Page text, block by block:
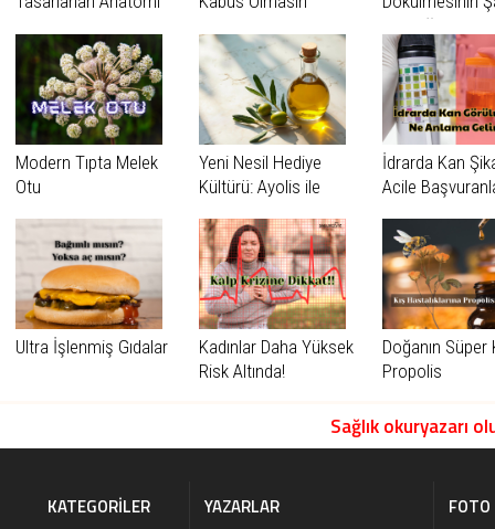
Gerçeği
Modern Tıpta Melek
Otu
Yeni Nesil Hediye
Kültürü: Ayolis ile
Buluşması
İdrarda Kan
Acile
Ultra İşlenmiş Gıdalar
Kadınlar Daha Yüksek
Risk Altında!
Doğanın Süper
Propolis
Sağlık okuryazarı
KATEGORILER
YAZARLAR
FOTO